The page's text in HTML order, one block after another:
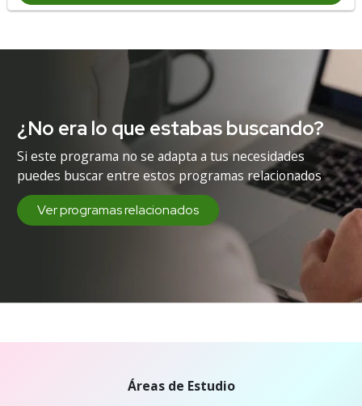
¿No era lo que estabas buscando?
Si este programa no se adapta a tus necesidades
puedes buscar entre estos programas relacionados
Ver programas relacionados
Áreas de Estudio